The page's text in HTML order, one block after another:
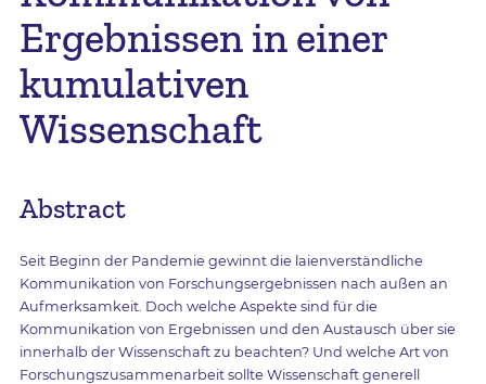
Ergebnissen in einer
kumulativen
Wissenschaft
Abstract
Seit Beginn der Pandemie gewinnt die laienverständliche
Kommunikation von Forschungsergebnissen nach außen an
Aufmerksamkeit. Doch welche Aspekte sind für die
Kommunikation von Ergebnissen und den Austausch über sie
innerhalb der Wissenschaft zu beachten? Und welche Art von
Forschungszusammenarbeit sollte Wissenschaft generell